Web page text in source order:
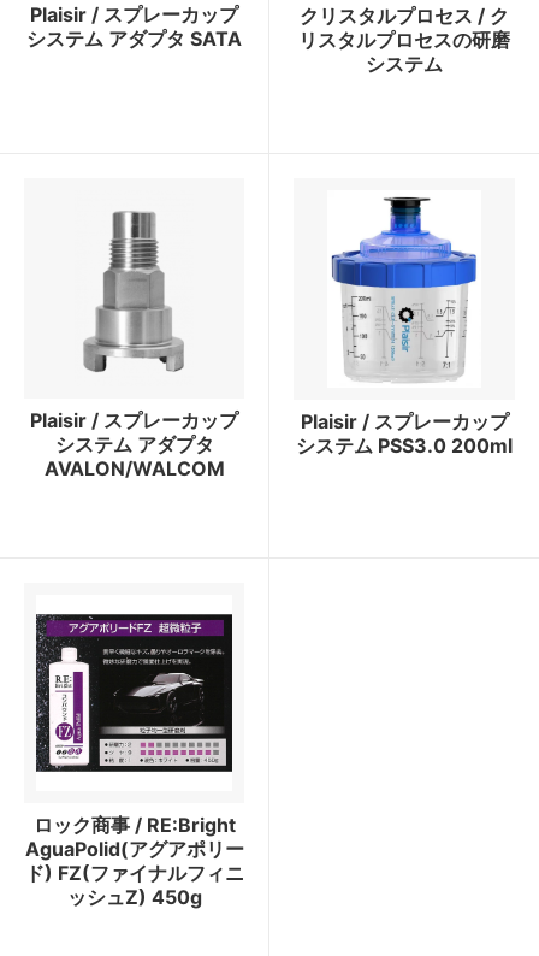
Plaisir / スプレーカップ
システム アダプタ SATA
クリスタルプロセス / ク
リスタルプロセスの研磨
システム
Plaisir / スプレーカップ
システム アダプタ
AVALON/WALCOM
Plaisir / スプレーカップ
システム PSS3.0 200ml
ロック商事 / RE:Bright
AguaPolid(アグアポリー
ド) FZ(ファイナルフィニ
ッシュZ) 450g